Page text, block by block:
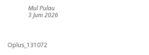
Mul Pulau
3 Juni 2026
Oplus_131072